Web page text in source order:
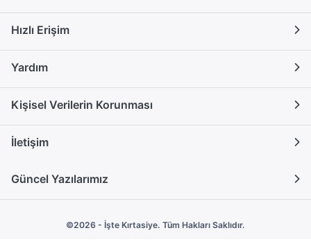
Hızlı Erişim
Yardım
Kişisel Verilerin Korunması
İletişim
Güncel Yazılarımız
©2026 - İşte Kırtasiye. Tüm Hakları Saklıdır.